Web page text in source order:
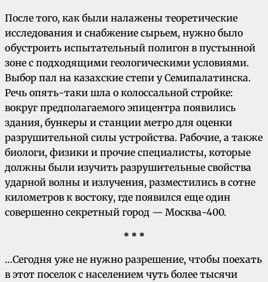
После того, как были налажены теоретические
исследования и снабжение сырьем, нужно было
обустроить испытательный полигон в пустынной
зоне с подходящими геологическими условиями.
Выбор пал на казахские степи у Семипалатинска.
Речь опять-таки шла о колоссальной стройке:
вокруг предполагаемого эпицентра появились
здания, бункеры и станции метро для оценки
разрушительной силы устройства. Рабочие, а также
биологи, физики и прочие специалисты, которые
должны были изучить разрушительные свойства
ударной волны и излучения, разместились в сотне
километров к востоку, где появился еще один
совершенно секретный город — Москва-400.
* * *
…Сегодня уже не нужно разрешение, чтобы поехать
в этот поселок с населением чуть более тысячи